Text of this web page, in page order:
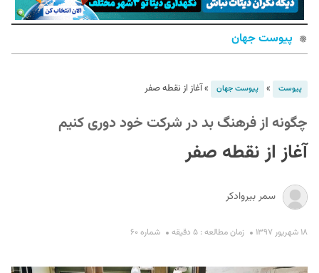
پیوست جهان
پیوست » پیوست جهان »آغاز از نقطه صفر
چگونه از فرهنگ بد در شرکت خود دوری کنیم
آغاز از نقطه صفر
سمر بیروادکر
۱۸ شهریور ۱۳۹۷ زمان مطالعه : ۵ دقیقه شماره ۶۰